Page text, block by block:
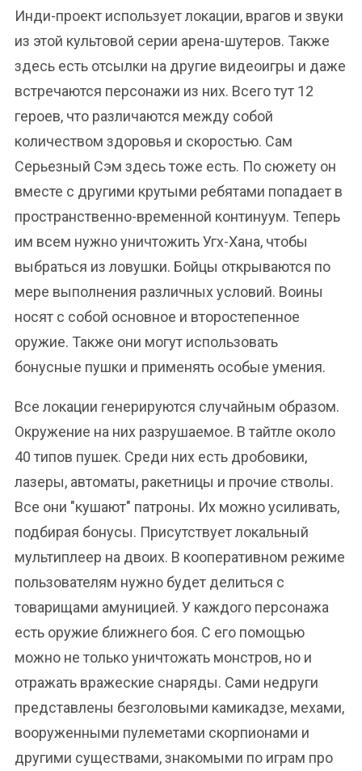
Инди-проект использует локации, врагов и звуки
из этой культовой серии арена-шутеров. Также
здесь есть отсылки на другие видеоигры и даже
встречаются персонажи из них. Всего тут 12
героев, что различаются между собой
количеством здоровья и скоростью. Сам
Серьезный Сэм здесь тоже есть. По сюжету он
вместе с другими крутыми ребятами попадает в
пространственно-временной континуум. Теперь
им всем нужно уничтожить Угх-Хана, чтобы
выбраться из ловушки. Бойцы открываются по
мере выполнения различных условий. Воины
носят с собой основное и второстепенное
оружие. Также они могут использовать
бонусные пушки и применять особые умения.
Все локации генерируются случайным образом.
Окружение на них разрушаемое. В тайтле около
40 типов пушек. Среди них есть дробовики,
лазеры, автоматы, ракетницы и прочие стволы.
Все они "кушают" патроны. Их можно усиливать,
подбирая бонусы. Присутствует локальный
мультиплеер на двоих. В кооперативном режиме
пользователям нужно будет делиться с
товарищами амуницией. У каждого персонажа
есть оружие ближнего боя. С его помощью
можно не только уничтожать монстров, но и
отражать вражеские снаряды. Сами недруги
представлены безголовыми камикадзе, мехами,
вооруженными пулеметами скорпионами и
другими существами, знакомыми по играм про